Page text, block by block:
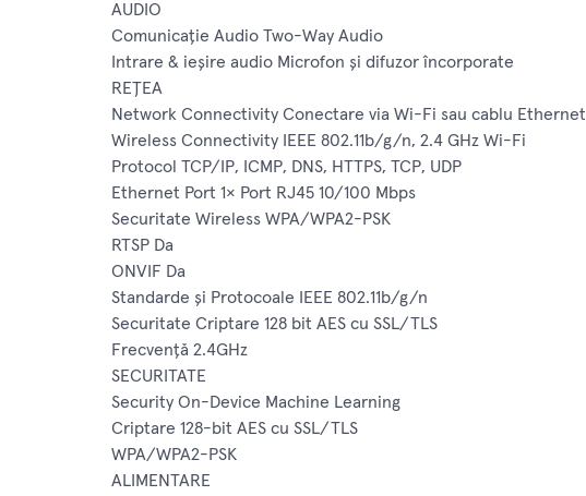
AUDIO
Comunicaţie Audio Two-Way Audio
Intrare & ieșire audio Microfon și difuzor încorporate
REȚEA
Network Connectivity Conectare via Wi-Fi sau cablu Ethernet
Wireless Connectivity IEEE 802.11b/g/n, 2.4 GHz Wi-Fi
Protocol TCP/IP, ICMP, DNS, HTTPS, TCP, UDP
Ethernet Port 1× Port RJ45 10/100 Mbps
Securitate Wireless WPA/WPA2-PSK
RTSP Da
ONVIF Da
Standarde și Protocoale IEEE 802.11b/g/n
Securitate Criptare 128 bit AES cu SSL/TLS
Frecvență 2.4GHz
SECURITATE
Security On-Device Machine Learning
Criptare 128-bit AES cu SSL/TLS
WPA/WPA2-PSK
ALIMENTARE